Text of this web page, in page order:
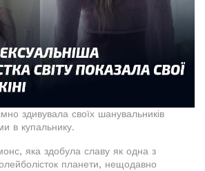
здивувала своїх шанувальників
в купальнику.
яка здобула славу як одна з
планети, нещодавно